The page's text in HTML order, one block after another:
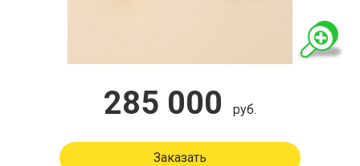
285 000 руб.
Заказать